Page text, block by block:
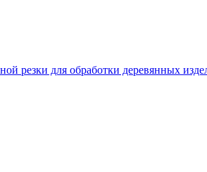
резки для обработки деревянных